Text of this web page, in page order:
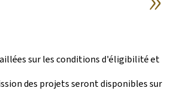
sur les conditions d'éligibilité et
des projets seront disponibles sur